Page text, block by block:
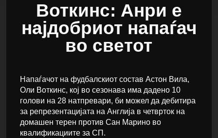
Воткинс: Анри е
најдобриот напаѓач
во светот
Напаѓачот на фудбалскиот состав Астон Вила,
Оли Воткинс, кој во сезонава има дадено 10
голови на 28 натпревари, би можел да дебитира
за репрезентацијата на Англија в четврток на
домашен терен против Сан Марино во
квалификациите за СП.